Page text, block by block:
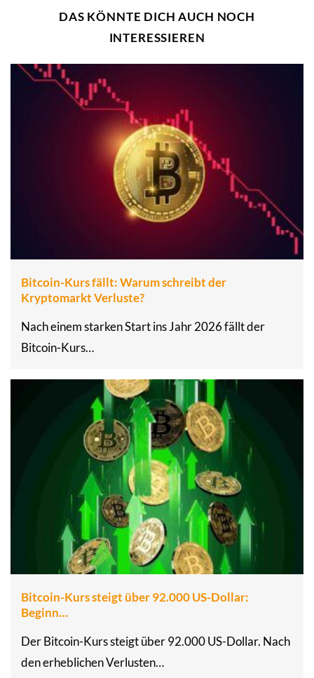
DAS KÖNNTE DICH AUCH NOCH
INTERESSIEREN
Bitcoin-Kurs fällt: Warum schreibt der
Kryptomarkt Verluste?
Nach einem starken Start ins Jahr 2026 fällt der
Bitcoin-Kurs…
Bitcoin-Kurs steigt über 92.000 US-Dollar:
Beginn…
Der Bitcoin-Kurs steigt über 92.000 US-Dollar. Nach
den erheblichen Verlusten…